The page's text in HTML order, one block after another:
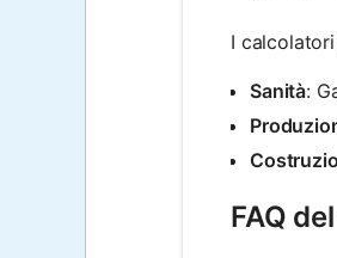
I
Sanità:
FAQ